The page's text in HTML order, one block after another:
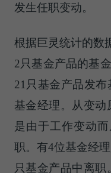
发生任职变动。
根据巨灵统计的数
2只基金产品的基
21只基金产品发
基金经理。从变动
是由于工作变动
职。有4位基金经
只基金产品中离职